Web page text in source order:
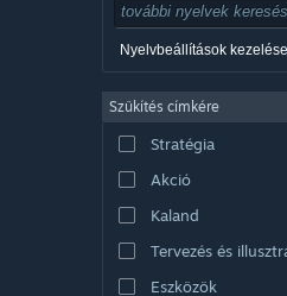
Nyelvbeállítások kezelése
Szűkítés címkére
Stratégia
Akció
Kaland
Tervezés és
Eszközök